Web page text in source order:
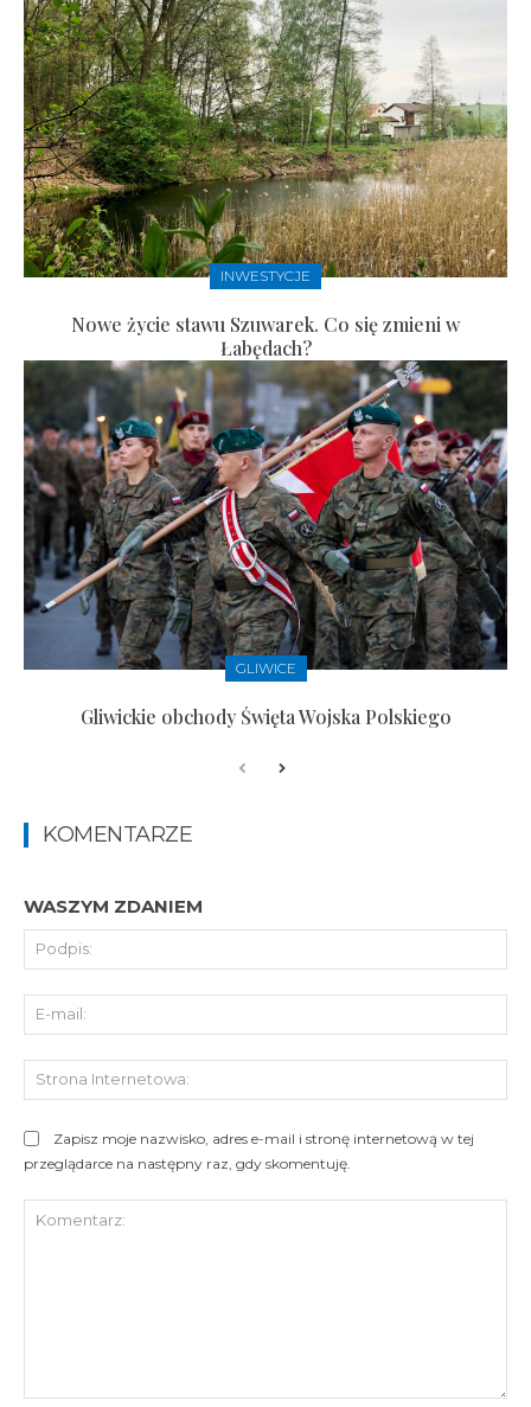
INWESTYCJE
Nowe życie stawu Szuwarek. Co się zmieni w
Łabędach?
GLIWICE
Gliwickie obchody Święta Wojska Polskiego
KOMENTARZE
WASZYM ZDANIEM
Zapisz moje nazwisko, adres e-mail i stronę internetową w tej
przeglądarce na następny raz, gdy skomentuję.